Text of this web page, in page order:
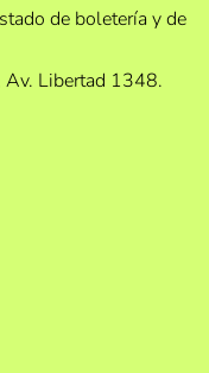
de boletería y de
Libertad 1348.